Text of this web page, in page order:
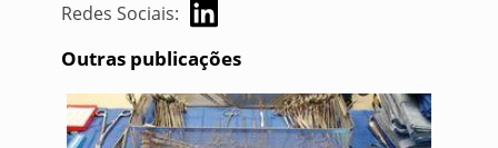
Redes Sociais:
Outras publicações